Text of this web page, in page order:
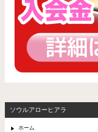
ソウルアローヒアラ
ホーム